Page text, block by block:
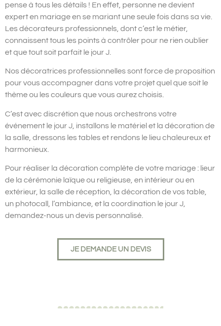
pense à tous les détails ! En effet, personne ne devient
expert en mariage en se mariant une seule fois dans sa vie.
Les décorateurs professionnels, dont c’est le métier,
connaissent tous les points à contrôler pour ne rien oublier
et que tout soit parfait le jour J.
Nos décoratrices professionnelles sont force de proposition
pour vous accompagner dans votre projet quel que soit le
thème ou les couleurs que vous aurez choisis.
C’est avec discrétion que nous orchestrons votre
événement le jour J, installons le matériel et la décoration de
la salle, dressons les tables et rendons le lieu chaleureux et
harmonieux.
Pour réaliser la décoration complète de votre mariage : lieur
de la cérémonie laïque ou religieuse, en intérieur ou en
extérieur, la salle de réception, la décoration de vos table,
un photocall, l’ambiance, et la coordination le jour J,
demandez-nous un devis personnalisé.
JE DEMANDE UN DEVIS